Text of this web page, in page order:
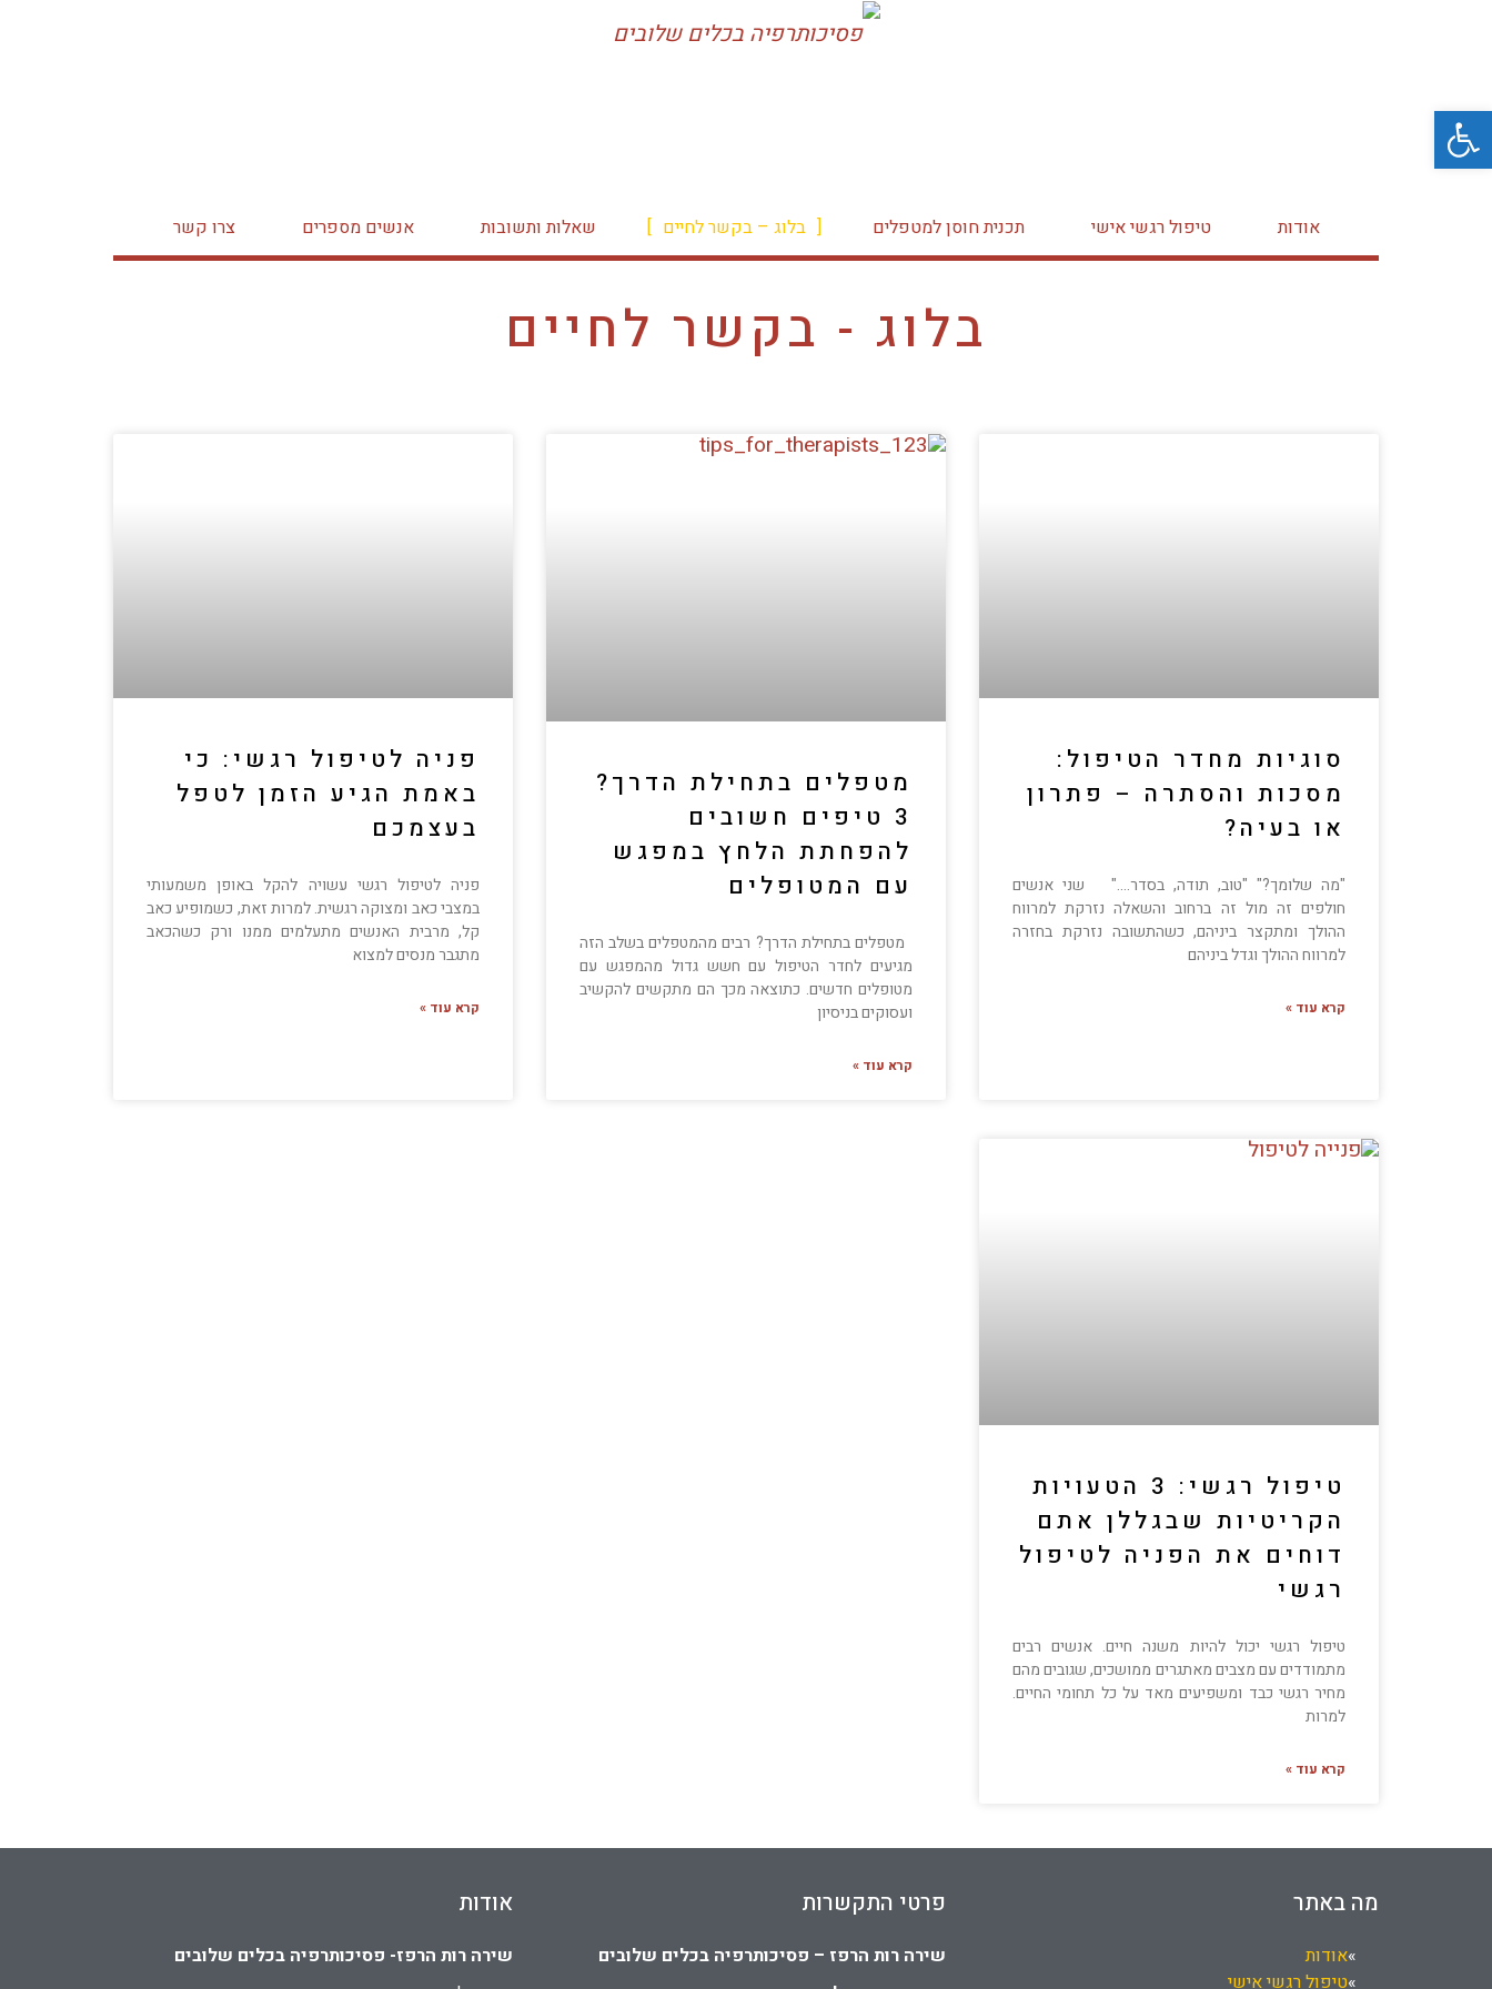
אודות טיפול רגשי אישי תכנית חוסן למטפלים בלוג – בקשר לחיים שאלות ותשובות אנשים מספרים צרו קשר
בלוג - בקשר לחיים
סוגיות מחדר הטיפול:
מסכות והסתרה – פתרון
או בעיה?
"מה שלומך?" "טוב, תודה, בסדר…." שני אנשים
חולפים זה מול זה ברחוב והשאלה נזרקת למרווח
ההולך ומתקצר ביניהם, כשהתשובה נזרקת בחזרה
למרווח ההולך וגדל ביניהם
קרא עוד »
מטפלים בתחילת הדרך?
3 טיפים חשובים
להפחתת הלחץ במפגש
עם המטופלים
מטפלים בתחילת הדרך? רבים מהמטפלים בשלב הזה
מגיעים לחדר הטיפול עם חשש גדול מהמפגש עם
מטופלים חדשים. כתוצאה מכך הם מתקשים להקשיב
ועסוקים בניסיון
קרא עוד »
פניה לטיפול רגשי: כי
באמת הגיע הזמן לטפל
בעצמכם
פניה לטיפול רגשי עשויה להקל באופן משמעותי
במצבי כאב ומצוקה רגשית. למרות זאת, כשמופיע כאב
קל, מרבית האנשים מתעלמים ממנו ורק כשהכאב
מתגבר מנסים למצוא
קרא עוד »
טיפול רגשי: 3 הטעויות
הקריטיות שבגללן אתם
דוחים את הפניה לטיפול
רגשי
טיפול רגשי יכול להיות משנה חיים. אנשים רבים
מתמודדים עם מצבים מאתגרים ממושכים, שגובים מהם
מחיר רגשי כבד ומשפיעים מאד על כל תחומי החיים.
למרות
קרא עוד »
מה באתר
אודות
טיפול רגשי אישי
פרטי התקשרות
שירה רות הרפז – פסיכותרפיה בכלים שלובים
אודות
שירה רות הרפז- פסיכותרפיה בכלים שלובים
פתח סרגל נגישות